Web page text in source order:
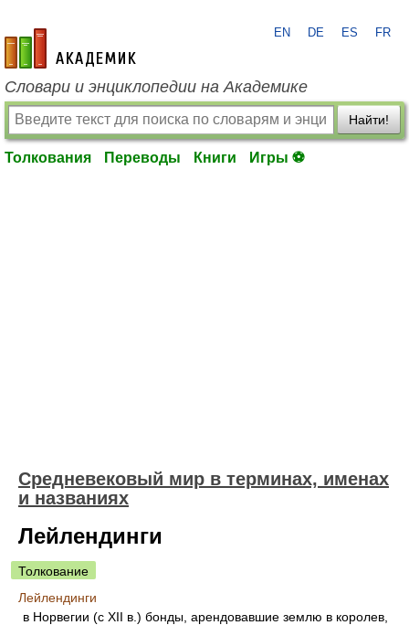
academic.ru
EN DE ES FR
Словари и энциклопедии на Академике
Найти!
Толкования Переводы Книги Игры ⚽
Средневековый мир в терминах, именах
и названиях
Лейлендинги
Толкование
Лейлендинги
в Норвегии (с XII в.) бонды, арендовавшие землю в королев,